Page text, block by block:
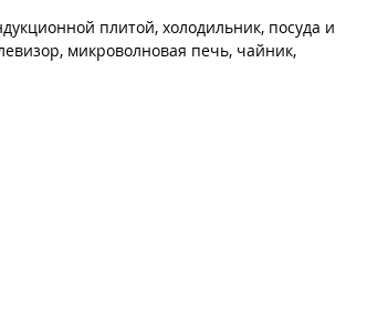
плитой, холодильник, посуда и
микроволновая печь, чайник,